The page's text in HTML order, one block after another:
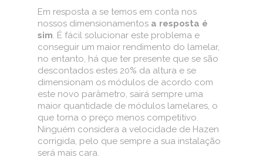
Em resposta a se temos em conta nos
nossos dimensionamentos a resposta é
sim. É fácil solucionar este problema e
conseguir um maior rendimento do lamelar,
no entanto, há que ter presente que se são
descontados estes 20% da altura e se
dimensionam os módulos de acordo com
este novo parâmetro, sairá sempre uma
maior quantidade de módulos lamelares, o
que torna o preço menos competitivo.
Ninguém considera a velocidade de Hazen
corrigida, pelo que sempre a sua instalação
será mais cara.